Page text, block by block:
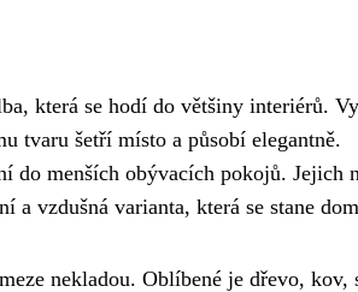
která se hodí do většiny interiérů.
tvaru šetří místo a působí elegantně.
do menších obývacích pokojů.
a vzdušná varianta, která se stane
nekladou. Oblíbené je dřevo, kov,